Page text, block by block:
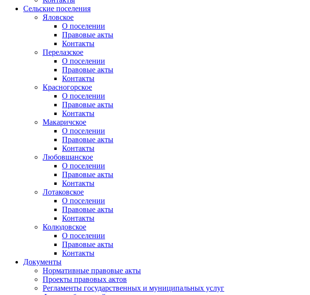
Сельские поселения
Яловское
О поселении
Правовые акты
Контакты
Перелазское
О поселении
Правовые акты
Контакты
Красногорское
О поселении
Правовые акты
Контакты
Макаричское
О поселении
Правовые акты
Контакты
Любовшанское
О поселении
Правовые акты
Контакты
Лотаковское
О поселении
Правовые акты
Контакты
Колюдовское
О поселении
Правовые акты
Контакты
Документы
Нормативные правовые акты
Проекты правовых актов
Регламенты государственных и муниципальных услуг